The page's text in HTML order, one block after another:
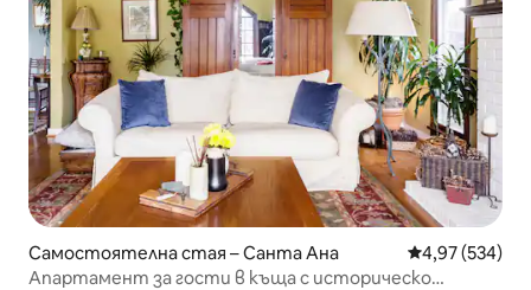
Самостоятелна стая – Санта Ана Средна
4,97 (534)
Апартамент за гости в къща с историческо